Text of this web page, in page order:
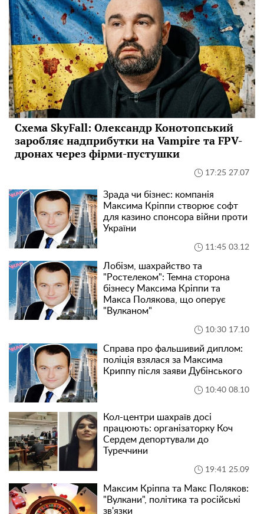
Схема SkyFall: Олександр Конотопський
заробляє надприбутки на Vampire та FPV-
дронах через фірми-пустушки
17:25 27.07
Зрада чи бізнес: компанія
Максима Кріппи створює софт
для казино спонсора війни проти
України
11:45 03.12
Лобізм, шахрайство та
"Ростелеком": Темна сторона
бізнесу Максима Кріппи та
Макса Полякова, що оперує
"Вулканом"
10:30 17.10
Справа про фальшивий диплом:
поліція взялася за Максима
Криппу після заяви Дубінського
10:40 08.10
Кол-центри шахраїв досі
працюють: організаторку Коч
Сердем депортували до
Туреччини
19:41 25.09
Максим Кріппа та Макс Поляков:
"Вулкани", політика та російські
зв'язки